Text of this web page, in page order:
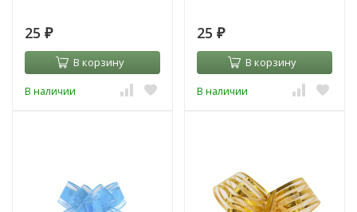
25 ₽
В корзину
В наличии
25 ₽
В корзину
В наличии